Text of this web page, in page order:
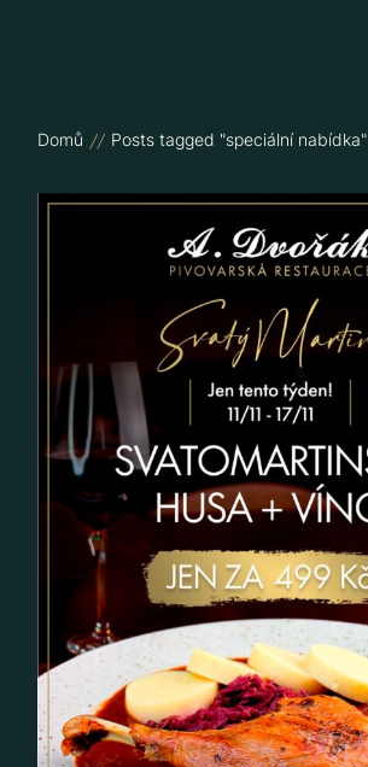
Domů Posts tagged "speciální nabídka"